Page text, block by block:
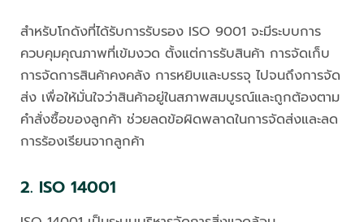
สำหรับโกดังที่ได้รับการรับรอง ISO 9001 จะมีระบบการ
ควบคุมคุณภาพที่เข้มงวด ตั้งแต่การรับสินค้า การจัดเก็บ
การจัดการสินค้าคงคลัง การหยิบและบรรจุ ไปจนถึงการจัด
ส่ง เพื่อให้มั่นใจว่าสินค้าอยู่ในสภาพสมบูรณ์และถูกต้องตาม
คำสั่งซื้อของลูกค้า ช่วยลดข้อผิดพลาดในการจัดส่งและลด
การร้องเรียนจากลูกค้า
2. ISO 14001